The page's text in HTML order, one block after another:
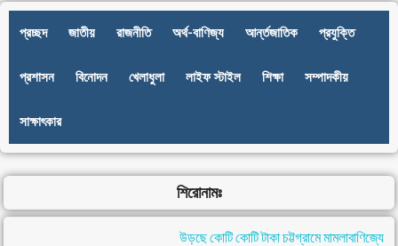
প্রচ্ছদ জাতীয় রাজনীতি অর্থ-বাণিজ্য আর্ন্তজাতিক প্রযুক্তি
প্রশাসন বিনোদন খেলাধুলা লাইফ স্টাইল শিক্ষা সম্পাদকীয়
সাক্ষাৎকার
শিরোনামঃ
উড়ছে কোটি কোটি টাকা চট্টগ্রামে মামলাবাণিজ্যে ,